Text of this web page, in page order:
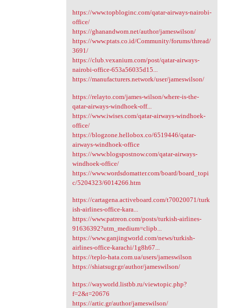
https://www.topbloginc.com/qatar-airways-nairobi-
office/
https://ghanandwom.net/author/jameswilson/
https://www.ptats.co.id/Community/forums/thread/
3691/
https://club.vexanium.com/post/qatar-airways-
nairobi-office-653a56035d15...
https://manufacturers.network/user/jameswilson/
https://relayto.com/james-wilson/where-is-the-
qatar-airways-windhoek-off...
https://www.iwises.com/qatar-airways-windhoek-
office/
https://blogzone.hellobox.co/6519446/qatar-
airways-windhoek-office
https://www.blogspostnow.com/qatar-airways-
windhoek-office/
https://www.wordsdomatter.com/board/board_topi
c/5204323/6014266.htm
https://cartagena.activeboard.com/t70020071/turk
ish-airlines-office-kara...
https://www.patreon.com/posts/turkish-airlines-
91636392?utm_medium=clipb...
https://www.ganjingworld.com/news/turkish-
airlines-office-karachi/1g8h67...
https://teplo-hata.com.ua/users/jameswilson
https://shiatsugr.gr/author/jameswilson/
https://wayworld.listbb.ru/viewtopic.php?
f=2&t=20676
https://artic.gr/author/jameswilson/